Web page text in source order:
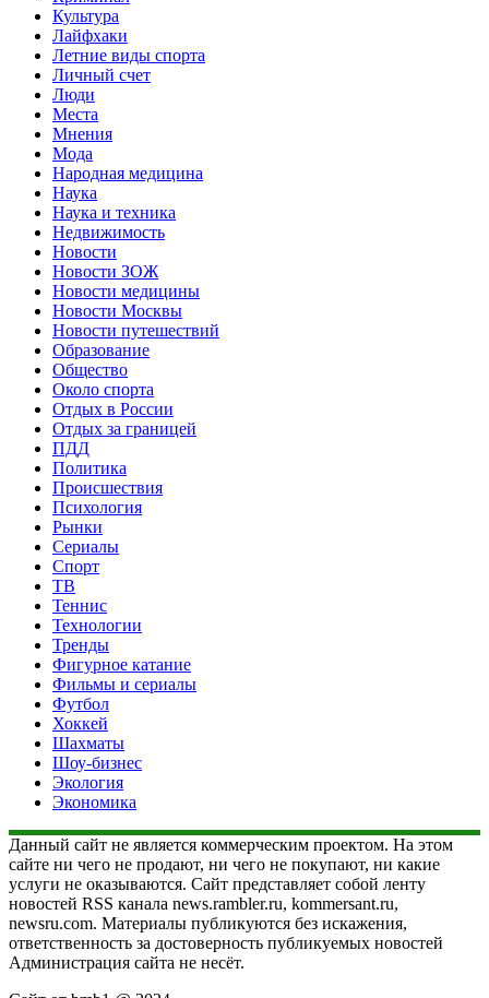
Культура
Лайфхаки
Летние виды спорта
Личный счет
Люди
Места
Мнения
Мода
Народная медицина
Наука
Наука и техника
Недвижимость
Новости
Новости ЗОЖ
Новости медицины
Новости Москвы
Новости путешествий
Образование
Общество
Около спорта
Отдых в России
Отдых за границей
ПДД
Политика
Происшествия
Психология
Рынки
Сериалы
Спорт
ТВ
Теннис
Технологии
Тренды
Фигурное катание
Фильмы и сериалы
Футбол
Хоккей
Шахматы
Шоу-бизнес
Экология
Экономика
Данный сайт не является коммерческим проектом. На этом
сайте ни чего не продают, ни чего не покупают, ни какие
услуги не оказываются. Сайт представляет собой ленту
новостей RSS канала news.rambler.ru, kommersant.ru,
newsru.com. Материалы публикуются без искажения,
ответственность за достоверность публикуемых новостей
Администрация сайта не несёт.